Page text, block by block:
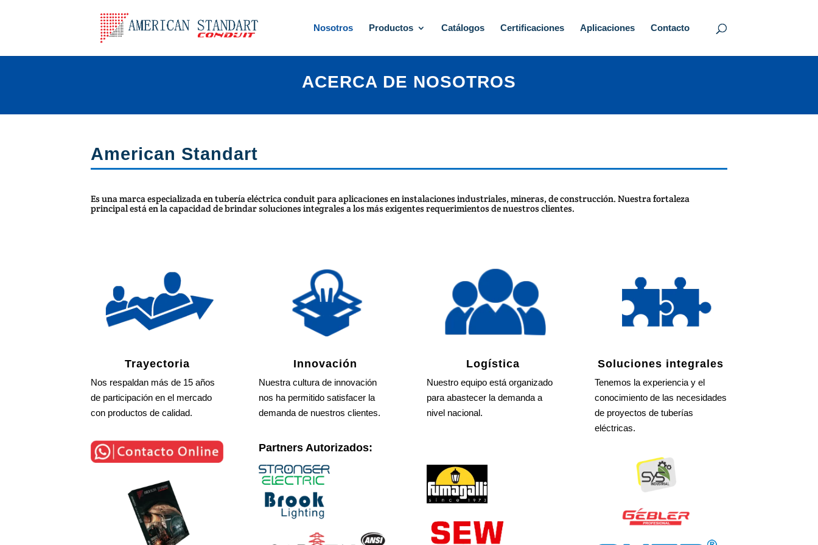
Nosotros Productos Catálogos Certificaciones Aplicaciones Contacto
ACERCA DE NOSOTROS
American Standart
Es una marca especializada en tubería eléctrica conduit para aplicaciones en instalaciones industriales, mineras, de construcción. Nuestra fortaleza
principal está en la capacidad de brindar soluciones integrales a los más exigentes requerimientos de nuestros clientes.
Trayectoria
Nos respaldan más de 15 años
de participación en el mercado
con productos de calidad.
Innovación
Nuestra cultura de innovación
nos ha permitido satisfacer la
demanda de nuestros clientes.
Partners Autorizados:
Logística
Nuestro equipo está organizado
para abastecer la demanda a
nivel nacional.
Soluciones integrales
Tenemos la experiencia y el
conocimiento de las necesidades
de proyectos de tuberías
eléctricas.